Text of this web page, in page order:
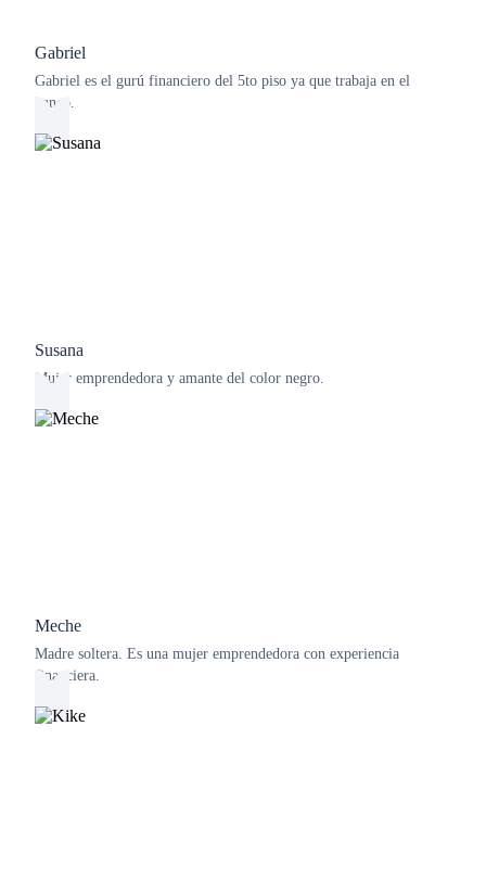
Gabriel
Gabriel es el gurú financiero del 5to piso ya que trabaja en el
banco.
Susana
Mujer emprendedora y amante del color negro.
Meche
Madre soltera. Es una mujer emprendedora con experiencia
financiera.